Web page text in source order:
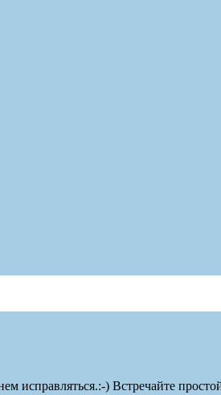
) Встречайте